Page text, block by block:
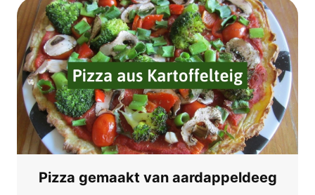
Piz­za gema­akt van aardappeldeeg